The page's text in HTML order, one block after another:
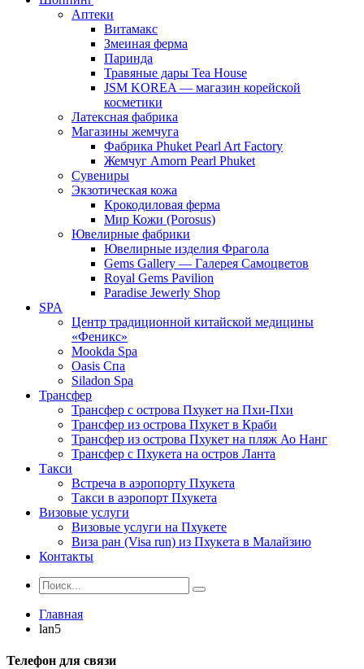
Аптеки
Витамакс
Змеиная ферма
Паринда
Травяные дары Tea House
JSM KOREA — магазин корейской
косметики
Латексная фабрика
Магазины жемчуга
Фабрика Phuket Pearl Art Factory
Жемчуг Amorn Pearl Phuket
Сувениры
Экзотическая кожа
Крокодиловая ферма
Мир Кожи (Porosus)
Ювелирные фабрики
Ювелирные изделия Фрагола
Gems Gallery — Галерея Самоцветов
Royal Gems Pavilion
Paradise Jewerly Shop
SPA
Центр традиционной китайской медицины
«Феникс»
Mookda Spa
Oasis Спа
Siladon Spa
Трансфер
Трансфер с острова Пхукет на Пхи-Пхи
Трансфер из острова Пхукет в Краби
Трансфер из острова Пхукет на пляж Ао Нанг
Трансфер с Пхукета на остров Ланта
Такси
Встреча в аэропорту Пхукета
Такси в аэропорт Пхукета
Визовые услуги
Визовые услуги на Пхукете
Виза ран (Visa run) из Пхукета в Малайзию
Контакты
Главная
lan5
Телефон для связи